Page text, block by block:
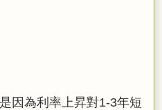
因為利率上昇對1-3年短